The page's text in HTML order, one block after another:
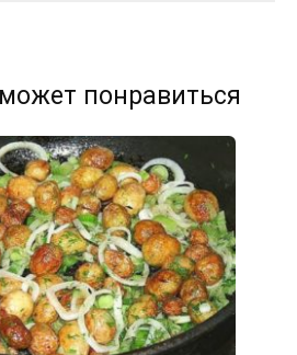
понравиться